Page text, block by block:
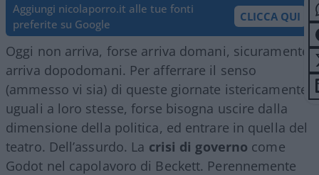
Aggiungi nicolaporro.it alle tue fonti
preferite su Google
CLICCA QUI
Oggi non arriva, forse arriva domani, sicuramente
arriva dopodomani. Per afferrare il senso
(ammesso vi sia) di queste giornate istericamente
uguali a loro stesse, forse bisogna uscire dalla
dimensione della politica, ed entrare in quella del
teatro. Dell’assurdo. La crisi di governo come
Godot nel capolavoro di Beckett. Perennemente